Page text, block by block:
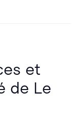
et
de Le